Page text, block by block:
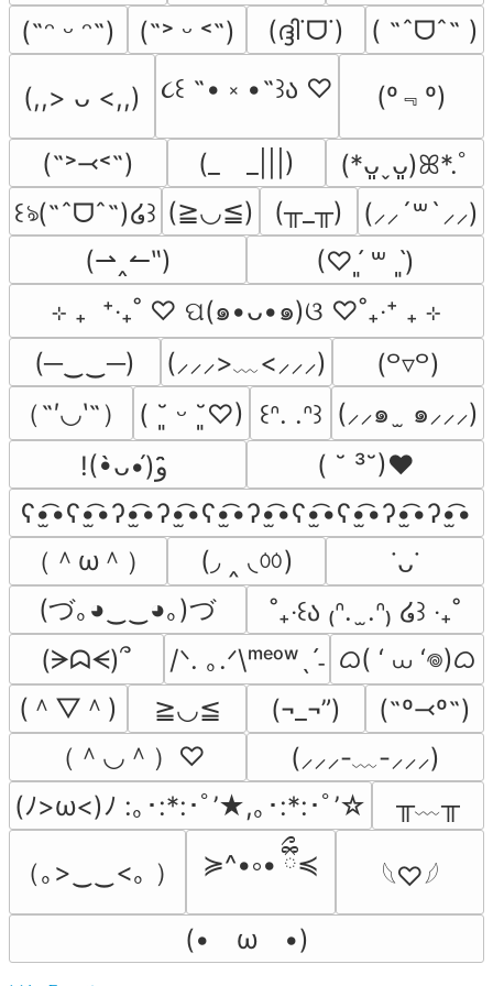
(˶ᵔ ᵕ ᵔ˶)
(˶˃ ᵕ ˂˶) (ദ്ദി˙ᗜ˙) ( ˶ˆᗜˆ˵ )
(,,> ᴗ <,,) ૮꒰ ˶• ༝ •˶꒱ა ♡ (º﹃º)
(˶˃⤙˂˶) (_　_|||)
(*ᴗ͈ˬᴗ͈)ꕤ*.ﾟ
꒰ঌ(˶ˆᗜˆ˵)໒꒱ (≧◡≦) (╥_╥)
(⸝⸝´꒳`⸝⸝)
(⇀‸↼‶)
(♡ˊ͈ ꒳ ˋ͈)
⊹ ₊  ⁺‧₊˚ ♡ ପ(๑•ᴗ•๑)ଓ ♡˚₊‧⁺ ₊ ⊹
(─‿‿─)
(⸝⸝⸝>﹏<⸝⸝⸝)
(꒪▿꒪)
（˶′◡‵˶）
( ˘͈ ᵕ ˘͈♡) ꒰ᐢ. .ᐢ꒱ (⸝⸝๑  ̫ ๑⸝⸝⸝)
( ˘ ³˘)♥
ʕ•̫͡•ʕ•̫͡•ʔ•̫͡•ʔ•̫͡•ʕ•̫͡•ʔ•̫͡•ʕ•̫͡•ʕ•̫͡•ʔ•̫͡•ʔ•̫͡•
（＾ω＾）
(◞ ‸ ◟ㆀ)
˙ᴗ˙
(づ｡◕‿‿◕｡)づ
˚₊‧꒰ა ₍ᐢ.  ̫.ᐢ₎ ໒꒱ ‧₊˚
(ᗒᗣᗕ)՞
/ᐠ. ｡.ᐟ\ᵐᵉᵒʷˎˊ˗ ᜊ( ‘ ⩊ ‘𖦹)ᜊ
(＾▽＾)
≧◡≦ (¬_¬”)
(˶º⤙º˶)
（＾◡＾）♡
(⸝⸝⸝-﹏-⸝⸝⸝)
(ﾉ>ω<)ﾉ :｡･:*:･ﾟ’★,｡･:*:･ﾟ’☆
╥﹏╥
（｡>‿‿<｡ ） ≽^•༚• ྀིྀ≼
𓆩♡𓆪
(•　ω　•)